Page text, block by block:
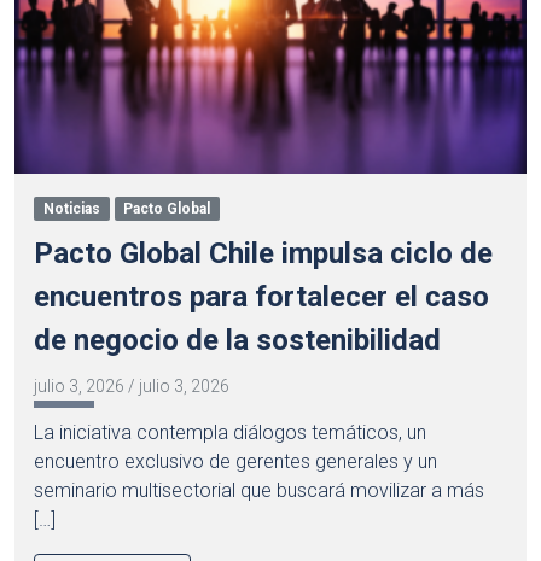
Noticias Pacto Global
Pacto Global Chile impulsa ciclo de
encuentros para fortalecer el caso
de negocio de la sostenibilidad
julio 3, 2026 / julio 3, 2026
La iniciativa contempla diálogos temáticos, un
encuentro exclusivo de gerentes generales y un
seminario multisectorial que buscará movilizar a más
[…]